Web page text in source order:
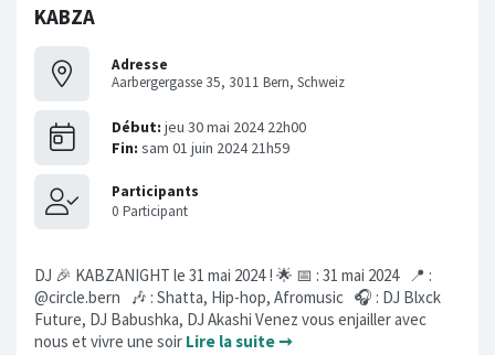
KABZA
Adresse
Aarbergergasse 35, 3011 Bern, Schweiz
DJ 🎉 KABZANIGHT le 31 mai 2024 ! 🌟 📅 : 31 mai 2024 📍 :
@circle.bern 🎶 : Shatta, Hip-hop, Afromusic 🎧 : DJ Blxck
Future, DJ Babushka, DJ Akashi Venez vous enjailler avec
nous et vivre une soir Lire la suite ➞